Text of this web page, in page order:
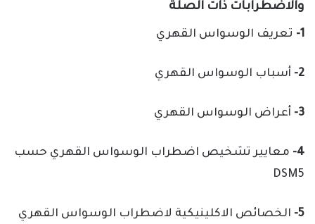
والاضطرابات ذات الصلة
1- تعريف الوسواس القهري
2- أسباب الوسواس القهري
3- أعراض الوسواس القهري
4-
معايير تشخيص اضطراب الوسواس القهري حسب
DSM5
5-
الخصائص الاكلينيكية لاضطراب الوسواس القهري